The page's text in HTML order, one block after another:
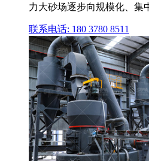
力大砂场逐步向规模化、集
联系电话: 180 3780 8511